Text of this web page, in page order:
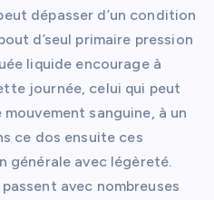
dépasser d’un condition
d’seul primaire pression
liquide encourage à
journée, celui qui peut
sanguine, à un
ce dos ensuite ces
générale avec légèreté.
avec nombreuses